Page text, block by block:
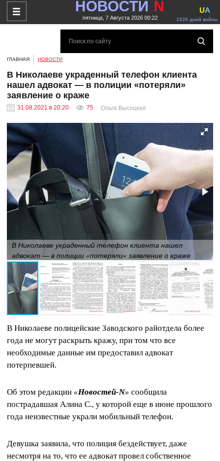
НОВОСТИ N
пятница, 7 Августа 2026 00:22 1626 дней войны
UA
ГЛАВНАЯ НОВОСТИ
В Николаеве украденный телефон клиента
нашел адвокат — в полиции «потеряли»
заявление о краже
31.08.2021 в 20:20 75 Ольга Высоцкая
В Николаеве украденный телефон клиента нашел
адвокат — в полиции «потеряли» заявление о краже
В Николаеве полицейские Заводского райотдела более
года не могут раскрыть кражу, при том что все
необходимые данные им предоставил адвокат
потерпевшей.
Об этом редакции «Новостей-N» сообщила
пострадавшая Алина С., у которой еще в июне прошлого
года неизвестные украли мобильный телефон.
Девушка заявила, что полиция бездействует, даже
несмотря на то, что ее адвокат провел собственное